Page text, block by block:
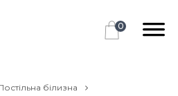
0
білизна